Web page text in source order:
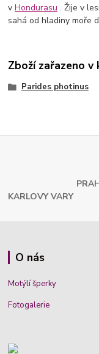
vHondurasu . Žije v
sahá od hladiny moře
Zboží zařazeno v
Parides photinus
KARLOVY VARY
O nás
Motýlí šperky
Fotogalerie